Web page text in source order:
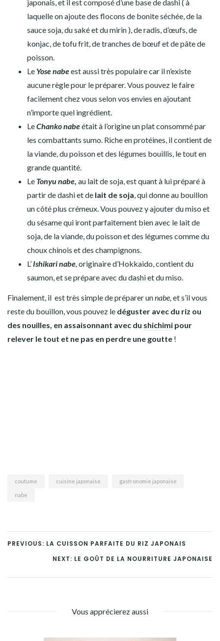
japonais, et il est composé d’une base dedashi( à
laquelle on ajoute des flocons de bonite séchée, de la
sauce soja, du saké et du mirin ), de radis, d’œufs, de
konjac, de tofu frit, de tranches de bœuf et de pâte de
poisson.
Le Yose nabeest aussi très populaire car il n’existe
aucune règle pour le préparer. Vous pouvez le faire
facilement chez vous selon vos envies en ajoutant
n’importe quel ingrédient.
LeChanko nabeétait à l’origine un plat consommé par
les combattants sumo. Riche en protéines, il contient de
la viande, du poisson et des légumes bouillis, le tout en
grande quantité.
Le Tonyunabe, au lait de soja, est quant à lui préparé à
partir de dashi et de lait de soja , qui donne au bouillon
un côté plus crémeux. Vous pouvez y ajouter du miso et
du sésame qui iront parfaitement bien avec le lait de
soja, de la viande, du poisson et des légumes comme du
choux chinois et des champignons.
L’ Ishikari nabe originaire d’Hokkaido, contient du
saumon, et se prépare avec dudashiet dumiso.
Finalement, il est très simple de préparer unnabe et s’il vous
reste du bouillon , vous pouvez le déguster avec du riz ou
des nouilles, en assaisonnant avec du shichimi pour
relever le tout et ne pas en perdre une goutte !
coutume cuisine japonaise gastronomie japonaise
nabe
PREVIOUS: LA CUISSON PARFAITE DU RIZ JAPONAIS
NEXT: LE GOÛT DE LA NOURRITURE JAPONAISE
Vous apprécierez aussi